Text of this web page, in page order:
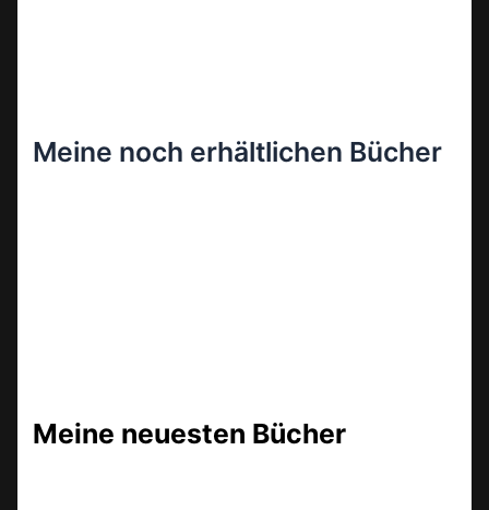
Meine noch erhältlichen Bücher
Meine neuesten Bücher